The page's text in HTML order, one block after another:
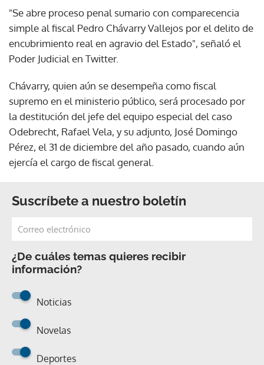
"Se abre proceso penal sumario con comparecencia
simple al fiscal Pedro Chávarry Vallejos por el delito de
encubrimiento real en agravio del Estado", señaló el
Poder Judicial en Twitter.
Chávarry, quien aún se desempeña como fiscal
supremo en el ministerio público, será procesado por
la destitución del jefe del equipo especial del caso
Odebrecht, Rafael Vela, y su adjunto, José Domingo
Pérez, el 31 de diciembre del año pasado, cuando aún
ejercía el cargo de fiscal general.
Suscríbete a nuestro boletín
¿De cuáles temas quieres recibir
información?
Noticias
Novelas
Deportes